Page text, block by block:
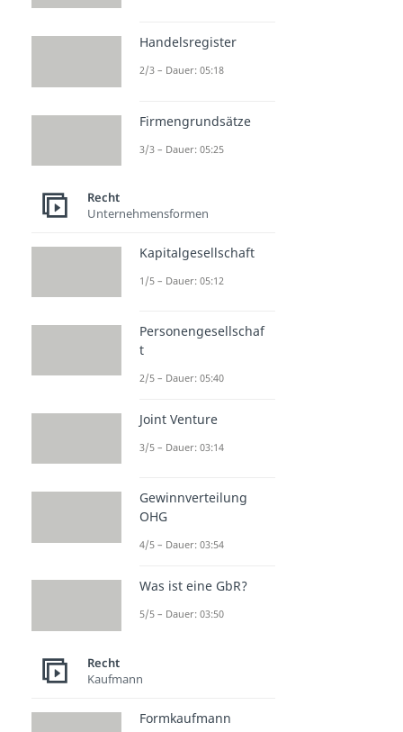
Handelsregister
2/3 – Dauer: 05:18
Firmengrundsätze
3/3 – Dauer: 05:25
Recht
Unternehmensformen
Kapitalgesellschaft
1/5 – Dauer: 05:12
Personengesellschaf
t
2/5 – Dauer: 05:40
Joint Venture
3/5 – Dauer: 03:14
Gewinnverteilung
OHG
4/5 – Dauer: 03:54
Was ist eine GbR?
5/5 – Dauer: 03:50
Recht
Kaufmann
Formkaufmann